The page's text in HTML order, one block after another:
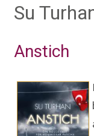
Su
Anstich